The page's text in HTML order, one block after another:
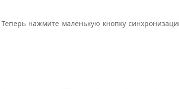
нажмите маленькую кнопку